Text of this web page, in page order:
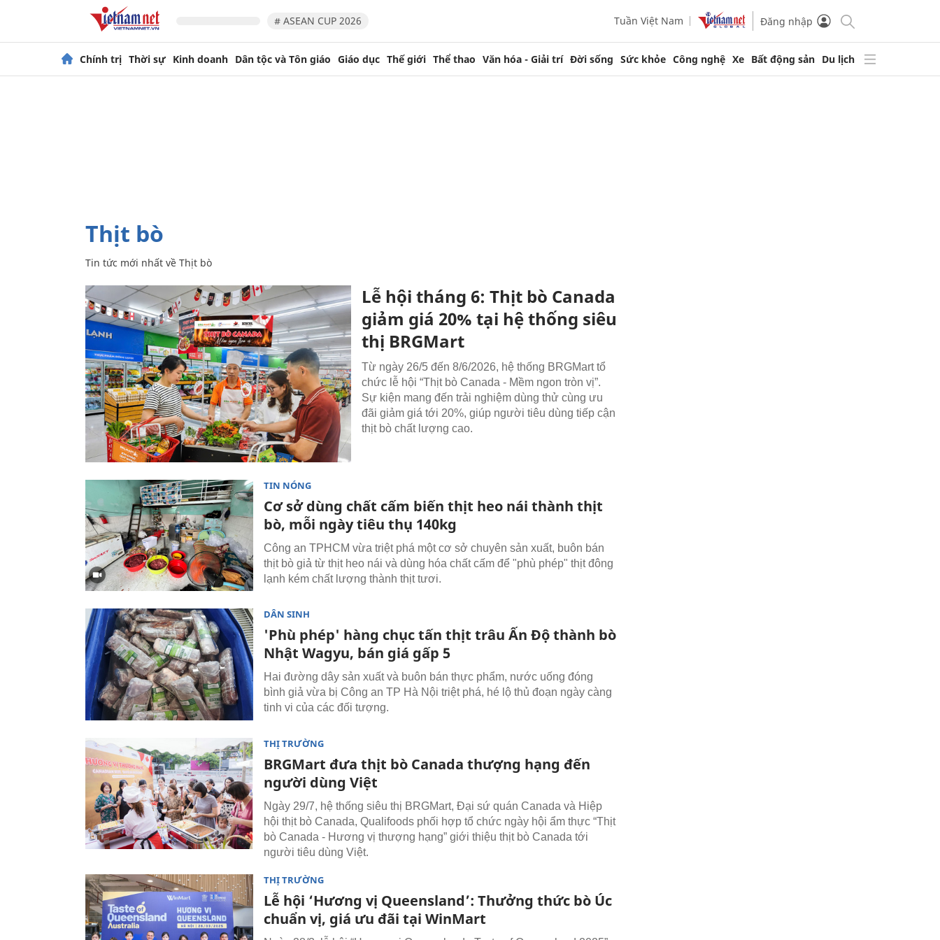
# ASEAN CUP 2026 Tuần Việt Nam Đăng nhập
Chính trị Thời sự Kinh doanh Dân tộc và Tôn giáo Giáo dục Thế giới Thể thao Văn hóa - Giải trí Đời sống Sức khỏe Công nghệ Xe Bất động sản Du lịch
Thịt bò
Tin tức mới nhất về Thịt bò
Lễ hội tháng 6: Thịt bò Canada
giảm giá 20% tại hệ thống siêu
thị BRGMart
Từ ngày 26/5 đến 8/6/2026, hệ thống BRGMart tổ
chức lễ hội “Thịt bò Canada - Mềm ngon tròn vị”.
Sự kiện mang đến trải nghiệm dùng thử cùng ưu
đãi giảm giá tới 20%, giúp người tiêu dùng tiếp cận
thịt bò chất lượng cao.
TIN NÓNG
Cơ sở dùng chất cấm biến thịt heo nái thành thịt
bò, mỗi ngày tiêu thụ 140kg
Công an TPHCM vừa triệt phá một cơ sở chuyên sản xuất, buôn bán
thịt bò giả từ thịt heo nái và dùng hóa chất cấm để "phù phép" thịt đông
lạnh kém chất lượng thành thịt tươi.
DÂN SINH
'Phù phép' hàng chục tấn thịt trâu Ấn Độ thành bò
Nhật Wagyu, bán giá gấp 5
Hai đường dây sản xuất và buôn bán thực phẩm, nước uống đóng
bình giả vừa bị Công an TP Hà Nội triệt phá, hé lộ thủ đoạn ngày càng
tinh vi của các đối tượng.
THỊ TRƯỜNG
BRGMart đưa thịt bò Canada thượng hạng đến
người dùng Việt
Ngày 29/7, hệ thống siêu thị BRGMart, Đại sứ quán Canada và Hiệp
hội thịt bò Canada, Qualifoods phối hợp tổ chức ngày hội ẩm thực “Thịt
bò Canada - Hương vị thượng hạng” giới thiệu thịt bò Canada tới
người tiêu dùng Việt.
THỊ TRƯỜNG
Lễ hội ‘Hương vị Queensland’: Thưởng thức bò Úc
chuẩn vị, giá ưu đãi tại WinMart